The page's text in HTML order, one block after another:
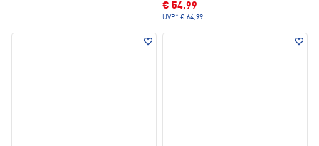
€ 54,99
UVP* € 64,99